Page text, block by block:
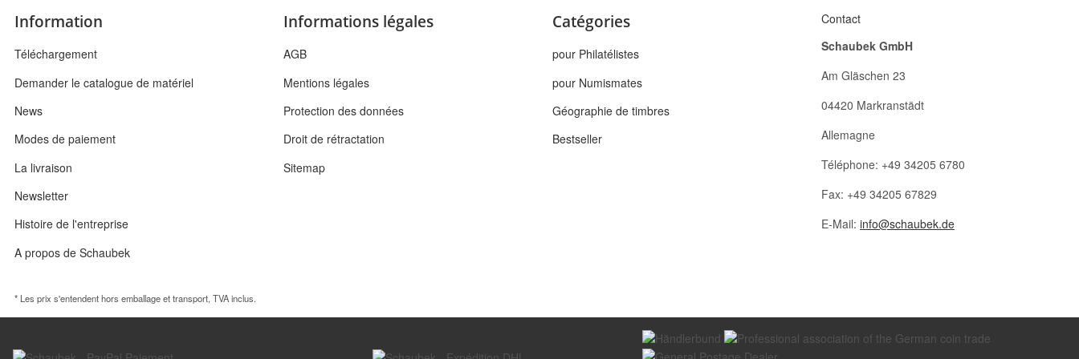
Information
Téléchargement
Demander le catalogue de matériel
News
Modes de paiement
La livraison
Newsletter
Histoire de l'entreprise
A propos de Schaubek
Informations légales
AGB
Mentions légales
Protection des données
Droit de rétractation
Sitemap
Catégories
pour Philatélistes
pour Numismates
Géographie de timbres
Bestseller
Contact
Schaubek GmbH
Am Gläschen 23
04420 Markranstädt
Allemagne
Téléphone: +49 34205 6780
Fax: +49 34205 67829
E-Mail: info@schaubek.de
* Les prix s'entendent hors emballage et transport, TVA inclus.